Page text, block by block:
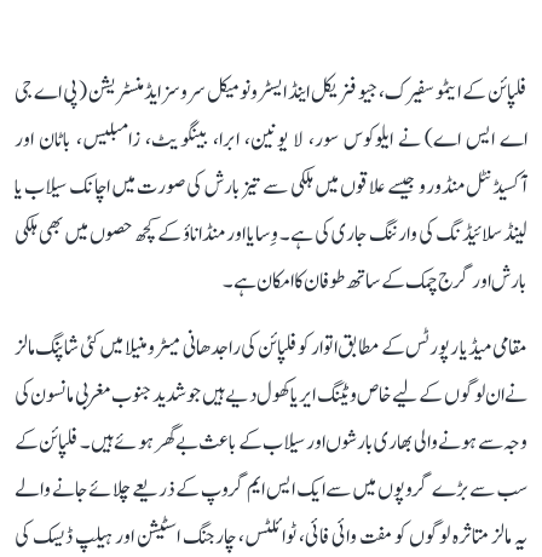
فلپائن کے ایٹموسفیرک، جیو فزیکل اینڈ ایسٹرونومیکل سروسز ایڈمنسٹریشن (پی اے جی
اے ایس اے) نے ایلوکوس سور، لا یونین، ابرا، بینگویٹ، زامبلیس، باٹان اور
آکسیڈنٹل منڈورو جیسے علاقوں میں ہلکی سے تیز بارش کی صورت میں اچانک سیلاب یا
لینڈ سلائیڈنگ کی وارننگ جاری کی ہے۔ وِسایا اور منڈاناؤ کے کچھ حصوں میں بھی ہلکی
بارش اور گرج چمک کے ساتھ طوفان کا امکان ہے۔
مقامی میڈیا رپورٹس کے مطابق اتوار کو فلپائن کی راجدھانی میٹرو منیلا میں کئی شاپنگ مالز
نے ان لوگوں کے لیے خاص ویٹنگ ایریا کھول دیے ہیں جو شدید جنوب مغربی مانسون کی
وجہ سے ہونے والی بھاری بارشوں اور سیلاب کے باعث بے گھر ہوئے ہیں۔ فلپائن کے
سب سے بڑے گروپوں میں سے ایک ایس ایم گروپ کے ذریعے چلائے جانے والے
یہ مالز متاثرہ لوگوں کو مفت وائی فائی، ٹوائلٹس، چارجنگ اسٹیشن اور ہیلپ ڈیسک کی